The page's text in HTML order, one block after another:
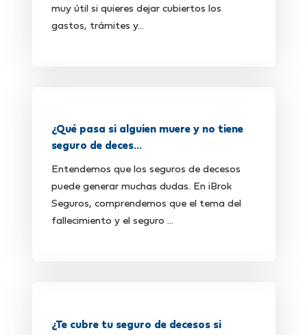
muy útil si quieres dejar cubiertos los
gastos, trámites y...
¿Qué pasa si alguien muere y no tiene
seguro de deces...
Entendemos que los seguros de decesos
puede generar muchas dudas. En iBrok
Seguros, comprendemos que el tema del
fallecimiento y el seguro ...
¿Te cubre tu seguro de decesos si